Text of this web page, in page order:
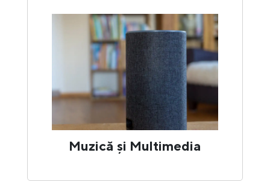
Muzică și Multimedia